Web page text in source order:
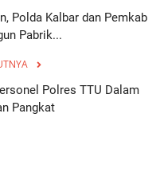
Polda Kalbar dan Pemkab
Pabrik...
Polres TTU Dalam
Pangkat